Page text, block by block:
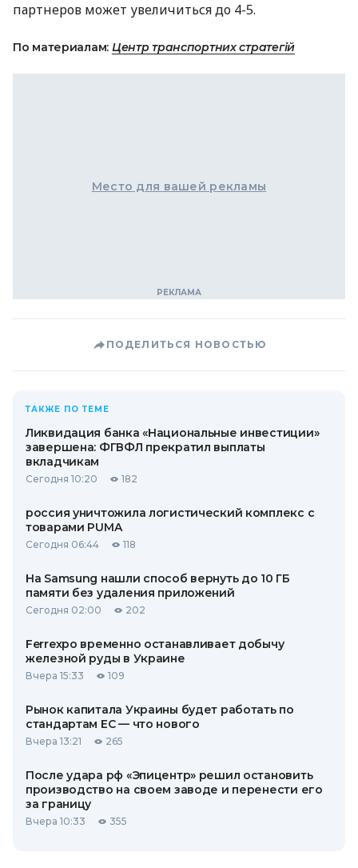
партнеров может увеличиться до 4-5.
По материалам: Центр транспортних стратегій
Место для вашей рекламы
ПОДЕЛИТЬСЯ НОВОСТЬЮ
ТАКЖЕ ПО ТЕМЕ
Ликвидация банка «Национальные инвестиции»
завершена: ФГВФЛ прекратил выплаты
вкладчикам
Сегодня 10:20 182
россия уничтожила логистический комплекс с
товарами PUMA
Сегодня 06:44 118
На Samsung нашли способ вернуть до 10 ГБ
памяти без удаления приложений
Сегодня 02:00 202
Ferrexpo временно останавливает добычу
железной руды в Украине
Вчера 15:33 109
Рынок капитала Украины будет работать по
стандартам ЕС — что нового
Вчера 13:21 265
После удара рф «Эпицентр» решил остановить
производство на своем заводе и перенести его
за границу
Вчера 10:33 355